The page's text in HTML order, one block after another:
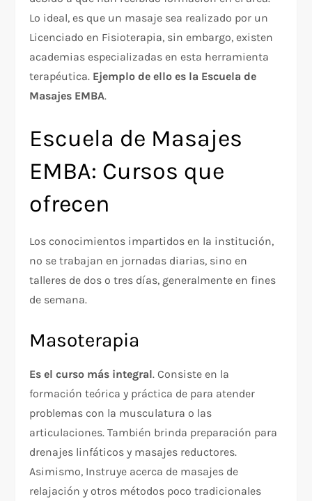
Lo ideal, es que un masaje sea realizado por un
Licenciado en Fisioterapia, sin embargo, existen
academias especializadas en esta herramienta
terapéutica. Ejemplo de ello es la Escuela de
Masajes EMBA.
Escuela de Masajes
EMBA: Cursos que
ofrecen
Los conocimientos impartidos en la institución,
no se trabajan en jornadas diarias, sino en
talleres de dos o tres días, generalmente en fines
de semana.
Masoterapia
Es el curso más integral. Consiste en la
formación teórica y práctica de para atender
problemas con la musculatura o las
articulaciones. También brinda preparación para
drenajes linfáticos y masajes reductores.
Asimismo, Instruye acerca de masajes de
relajación y otros métodos poco tradicionales